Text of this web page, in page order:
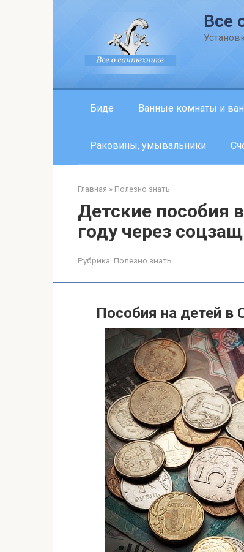
Все
Биде Ванные комнаты и
Раковины, умывальники
Главная » Полезно знать
Детские пособия
году через
Рубрика: Полезно знать
Пособия на детей в